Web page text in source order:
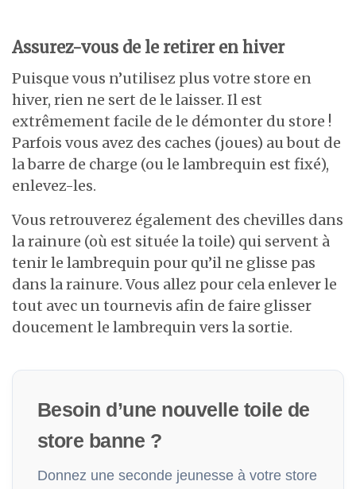
Assurez-vous de le retirer en hiver
Puisque vous n’utilisez plus votre store en
hiver, rien ne sert de le laisser. Il est
extrêmement facile de le démonter du store !
Parfois vous avez des caches (joues) au bout de
la barre de charge (ou le lambrequin est fixé),
enlevez-les.
Vous retrouverez également des chevilles dans
la rainure (où est située la toile) qui servent à
tenir le lambrequin pour qu’il ne glisse pas
dans la rainure. Vous allez pour cela enlever le
tout avec un tournevis afin de faire glisser
doucement le lambrequin vers la sortie.
Besoin d’une nouvelle toile de
store banne ?
Donnez une seconde jeunesse à votre store